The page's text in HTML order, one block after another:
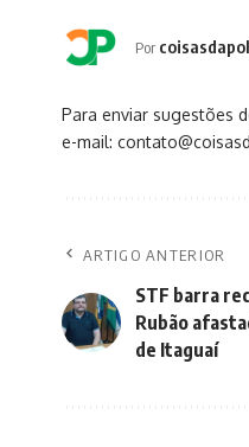
Por
Para enviar sugestões
e-mail:
ARTIGO ANTERIOR
STF barra
Rubão
de Itaguaí